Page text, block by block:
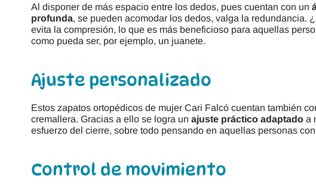
Al disponer de más espacio entre los dedos, pues cuentan con un
profunda, se pueden acomodar los dedos, valga la redundancia.
evita la compresión, lo que es más beneficioso para aquellas
como pueda ser, por ejemplo, un juanete.
Ajuste personalizado
Estos zapatos ortopédicos de mujer Cari Falcó cuentan también
cremallera. Gracias a ello se logra un ajuste práctico adaptado a
esfuerzo del cierre, sobre todo pensando en aquellas personas
Control de movimiento